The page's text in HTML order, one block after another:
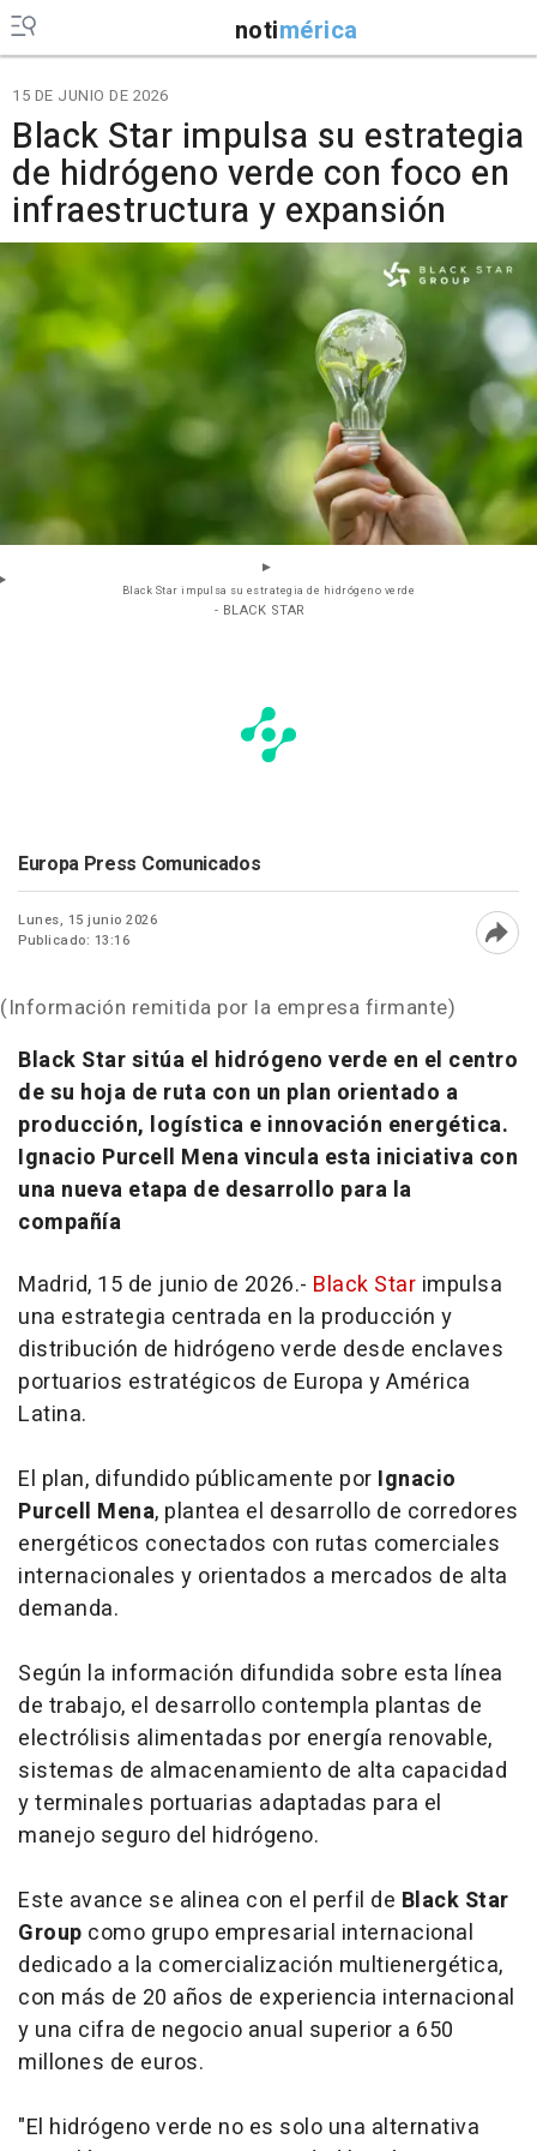
notimérica
15 DE JUNIO DE 2026
Black Star impulsa su estrategia
de hidrógeno verde con foco en
infraestructura y expansión
Black Star impulsa su estrategia de hidrógeno verde
- BLACK STAR
Europa Press Comunicados
Lunes, 15 junio 2026
Publicado: 13:16
(Información remitida por la empresa firmante)
Black Star sitúa el hidrógeno verde en el centro
de su hoja de ruta con un plan orientado a
producción, logística e innovación energética.
Ignacio Purcell Mena vincula esta iniciativa con
una nueva etapa de desarrollo para la
compañía
Madrid, 15 de junio de 2026.- Black Star impulsa
una estrategia centrada en la producción y
distribución de hidrógeno verde desde enclaves
portuarios estratégicos de Europa y América
Latina.
El plan, difundido públicamente por Ignacio
Purcell Mena, plantea el desarrollo de corredores
energéticos conectados con rutas comerciales
internacionales y orientados a mercados de alta
demanda.
Según la información difundida sobre esta línea
de trabajo, el desarrollo contempla plantas de
electrólisis alimentadas por energía renovable,
sistemas de almacenamiento de alta capacidad
y terminales portuarias adaptadas para el
manejo seguro del hidrógeno.
Este avance se alinea con el perfil de Black Star
Group como grupo empresarial internacional
dedicado a la comercialización multienergética,
con más de 20 años de experiencia internacional
y una cifra de negocio anual superior a 650
millones de euros.
"El hidrógeno verde no es solo una alternativa